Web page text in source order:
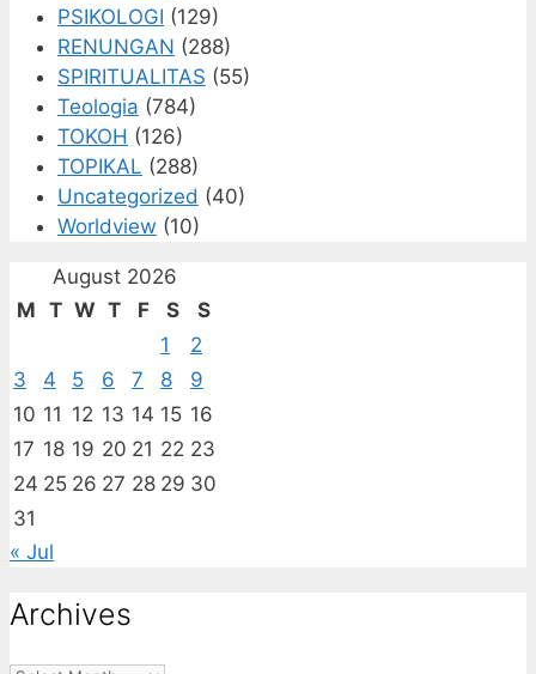
PSIKOLOGI (129)
RENUNGAN (288)
SPIRITUALITAS (55)
Teologia (784)
TOKOH (126)
TOPIKAL (288)
Uncategorized (40)
Worldview (10)
August 2026
M T W T F S
S
1
2
3
4 5 6 7 8
9
10 11 12 13 14 15 16
17 18 19 20 21 22 23
24 25 26 27 28 29 30
31
« Jul
Archives